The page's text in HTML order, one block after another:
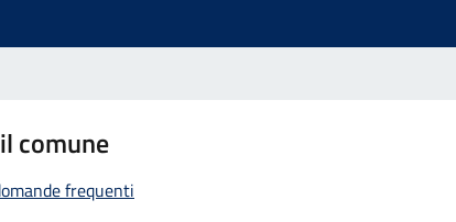
comune
frequenti